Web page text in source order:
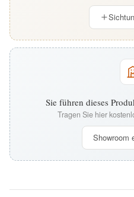
Sie führen dieses
Tragen Sie hier
Showroom